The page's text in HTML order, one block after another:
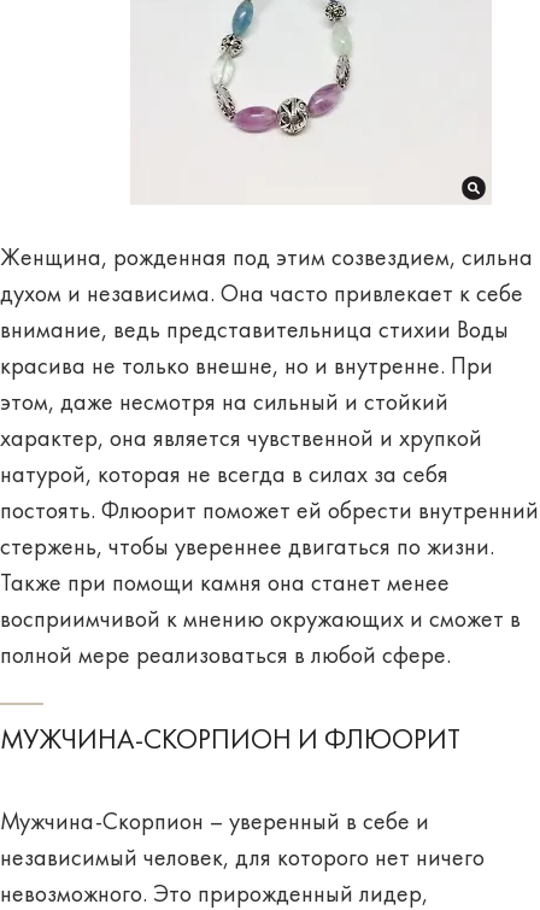
Женщина, рожденная под этим созвездием, сильна
духом и независима. Она часто привлекает к себе
внимание, ведь представительница стихии Воды
красива не только внешне, но и внутренне. При
этом, даже несмотря на сильный и стойкий
характер, она является чувственной и хрупкой
натурой, которая не всегда в силах за себя
постоять. Флюорит поможет ей обрести внутренний
стержень, чтобы увереннее двигаться по жизни.
Также при помощи камня она станет менее
восприимчивой к мнению окружающих и сможет в
полной мере реализоваться в любой сфере.
МУЖЧИНА-СКОРПИОН И ФЛЮОРИТ
Мужчина-Скорпион – уверенный в себе и
независимый человек, для которого нет ничего
невозможного. Это прирожденный лидер,